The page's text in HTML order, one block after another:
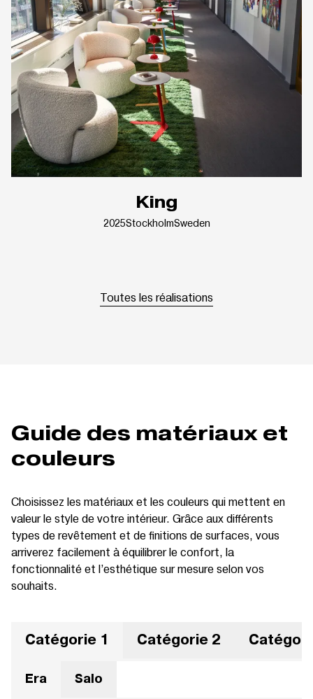
King
2025StockholmSweden
Toutes les réalisations
Guide des matériaux et
couleurs
Choisissez les matériaux et les couleurs qui mettent en
valeur le style de votre intérieur. Grâce aux différents
types de revêtement et de finitions de surfaces, vous
arriverez facilement à équilibrer le confort, la
fonctionnalité et l’esthétique sur mesure selon vos
souhaits.
Catégorie 1 Catégorie 2
Era Salo